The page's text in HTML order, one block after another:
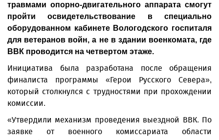
травмами опорно-двигательного аппарата смогут
пройти освидетельствование в специально
оборудованном кабинете Вологодского госпиталя
для ветеранов войн, а не в здании военкомата, где
ВВК проводится на четвертом этаже.
Инициатива была разработана после обращения
финалиста программы «Герои Русского Севера»,
который столкнулся с трудностями при прохождении
комиссии.
«Утвердили механизм проведения выездной ВВК. По
заявке от военного комиссариата области